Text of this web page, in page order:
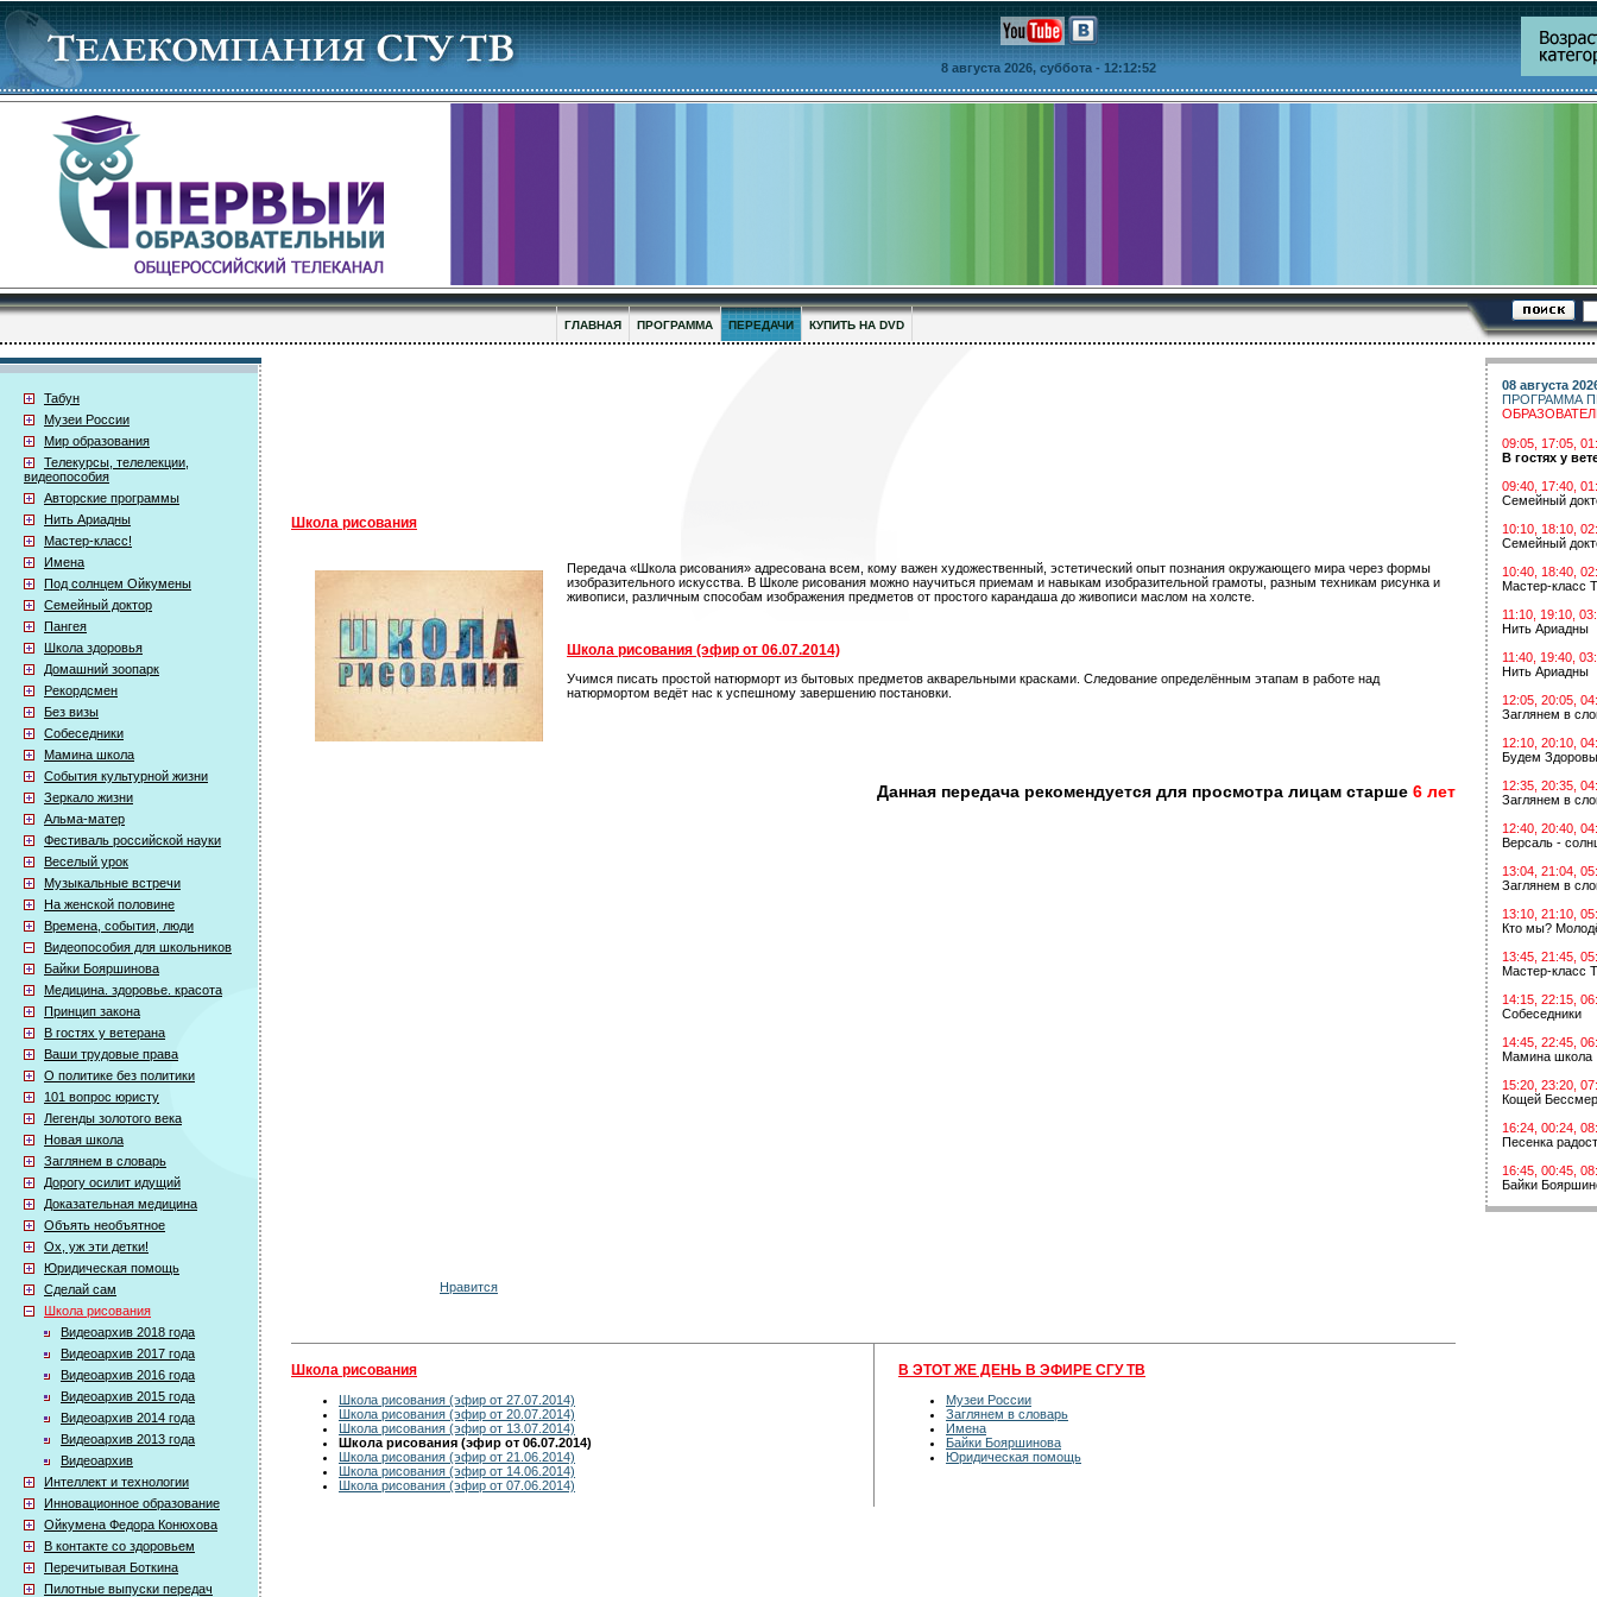
8 августа 2026, суббота - 12:12:52
ГЛАВНАЯ ПРОГРАММА ПЕРЕДАЧИ КУПИТЬ НА DVD
Табун
Музеи России
Мир образования
Телекурсы, телелекции,
видеопособия
Авторские программы
Нить Ариадны
Мастер-класс!
Имена
Под солнцем Ойкумены
Семейный доктор
Пангея
Школа здоровья
Домашний зоопарк
Рекордсмен
Без визы
Собеседники
Мамина школа
События культурной жизни
Зеркало жизни
Альма-матер
Фестиваль российской науки
Веселый урок
Музыкальные встречи
На женской половине
Времена, события, люди
Видеопособия для школьников
Байки Бояршинова
Медицина. здоровье. красота
Принцип закона
В гостях у ветерана
Ваши трудовые права
О политике без политики
101 вопрос юристу
Легенды золотого века
Новая школа
Заглянем в словарь
Дорогу осилит идущий
Доказательная медицина
Объять необъятное
Ох, уж эти детки!
Юридическая помощь
Сделай сам
Школа рисования
Видеоархив 2018 года
Видеоархив 2017 года
Видеоархив 2016 года
Видеоархив 2015 года
Видеоархив 2014 года
Видеоархив 2013 года
Видеоархив
Интеллект и технологии
Инновационное образование
Ойкумена Федора Конюхова
В контакте со здоровьем
Перечитывая Боткина
Пилотные выпуски передач
Школа рисования
Передача «Школа рисования» адресована всем, кому важен художественный, эстетический опыт познания окружающего мира через формы
изобразительного искусства. В Школе рисования можно научиться приемам и навыкам изобразительной грамоты, разным техникам рисунка и
живописи, различным способам изображения предметов от простого карандаша до живописи маслом на холсте.
Школа рисования (эфир от 06.07.2014)
Учимся писать простой натюрморт из бытовых предметов акварельными красками. Следование определённым этапам в работе над
натюрмортом ведёт нас к успешному завершению постановки.
Данная передача рекомендуется для просмотра лицам старше 6 лет
Нравится
Школа рисования
Школа рисования (эфир от 27.07.2014)
Школа рисования (эфир от 20.07.2014)
Школа рисования (эфир от 13.07.2014)
Школа рисования (эфир от 06.07.2014)
Школа рисования (эфир от 21.06.2014)
Школа рисования (эфир от 14.06.2014)
Школа рисования (эфир от 07.06.2014)
В ЭТОТ ЖЕ ДЕНЬ В ЭФИРЕ СГУ ТВ
Музеи России
Заглянем в словарь
Имена
Байки Бояршинова
Юридическая помощь
08 августа
ПРОГРАММА
09:05, 17:05,
В гостях у
09:40, 17:40,
Семейный
10:10, 18:10,
Семейный
10:40, 18:40,
Мастер-класс
11:10, 19:10,
Нить Ариадны
11:40, 19:40,
Нить Ариадны
12:05, 20:05,
Заглянем в
12:10, 20:10,
Будем
12:35, 20:35,
Заглянем в
12:40, 20:40,
Версаль -
13:04, 21:04,
Заглянем в
13:10, 21:10,
Кто мы?
13:45, 21:45,
Мастер-класс
14:15, 22:15,
Собеседники
14:45, 22:45,
Мамина школа
15:20, 23:20,
Кощей
16:24, 00:24,
Песенка
16:45, 00:45,
Байки